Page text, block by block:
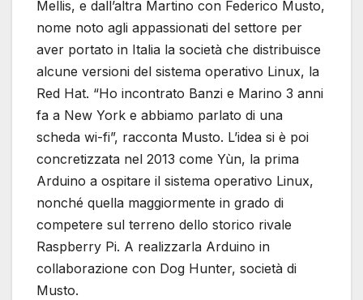
Mellis, e dall’altra Martino con Federico Musto,
nome noto agli appassionati del settore per
aver portato in Italia la società che distribuisce
alcune versioni del sistema operativo Linux, la
Red Hat. “Ho incontrato Banzi e Marino 3 anni
fa a New York e abbiamo parlato di una
scheda wi-fi”, racconta Musto. L’idea si è poi
concretizzata nel 2013 come Yùn, la prima
Arduino a ospitare il sistema operativo Linux,
nonché quella maggiormente in grado di
competere sul terreno dello storico rivale
Raspberry Pi. A realizzarla Arduino in
collaborazione con Dog Hunter, società di
Musto.